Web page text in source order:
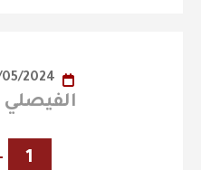
الفيصلي X العروبة
1